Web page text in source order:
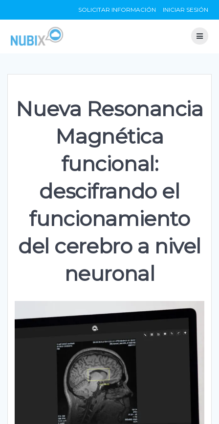
to
SOLICITAR INFORMACIÓN INICIAR SESIÓN
Nueva Resonancia
Magnética
funcional:
descifrando el
funcionamiento
del cerebro a nivel
neuronal